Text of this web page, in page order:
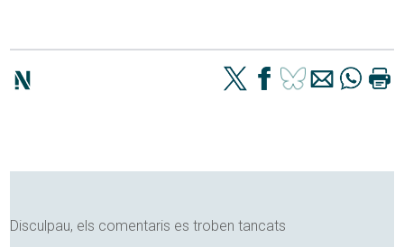
Disculpau, els comentaris es troben tancats